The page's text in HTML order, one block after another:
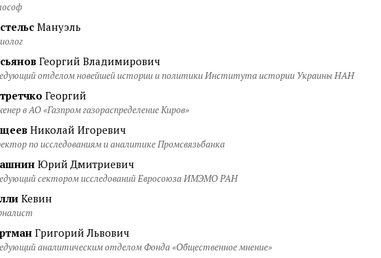
Мануэль
Георгий Владимирович
отделом новейшей истории и политики Института истории Украины НАН
Георгий
в АО «Газпром газораспределение Киров»
Николай Игоревич
по исследованиям и аналитике Промсвязьбанка
Юрий Дмитриевич
сектором исследований Евросоюза ИМЭМО РАН
Кевин
Григорий Львович
аналитическим отделом Фонда «Общественное мнение»